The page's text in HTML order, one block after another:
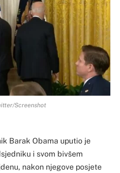
Screenshot
Barak Obama uputio je
i svom bivšem
nakon njegove posjete